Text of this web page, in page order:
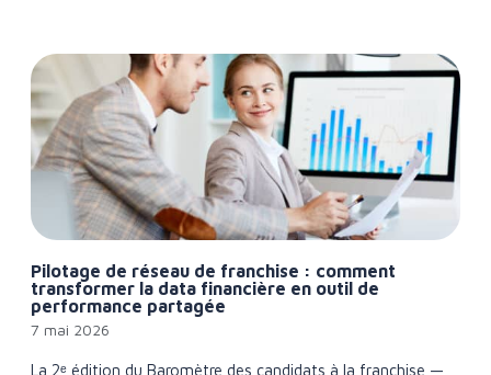
Pilotage de réseau de franchise : comment
transformer la data financière en outil de
performance partagée
7 mai 2026
La 2ᵉ édition du Baromètre des candidats à la franchise —